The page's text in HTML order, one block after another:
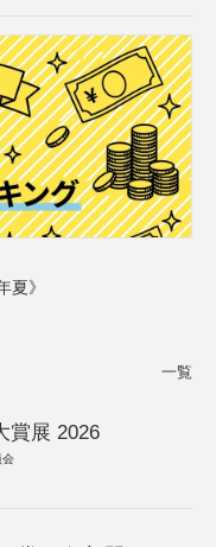
》
一覧
賞展 2026
会